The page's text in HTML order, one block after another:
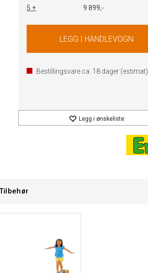
5 +
9 899,-
Bestillingsvare ca. 18 dager (estimat)
Legg i ønskeliste